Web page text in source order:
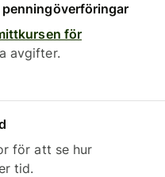
för
avgifter.
för att se hur
tid.